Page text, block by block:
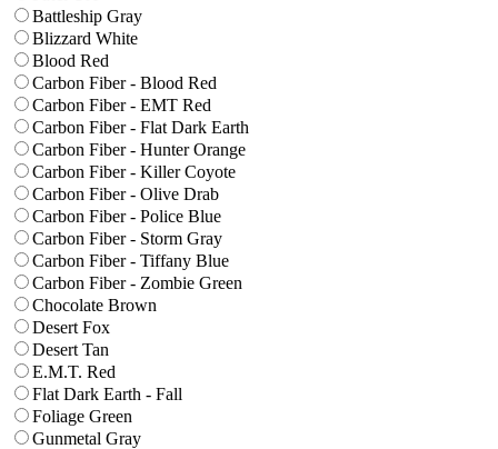
Battleship Gray
Blizzard White
Blood Red
Carbon Fiber - Blood Red
Carbon Fiber - EMT Red
Carbon Fiber - Flat Dark Earth
Carbon Fiber - Hunter Orange
Carbon Fiber - Killer Coyote
Carbon Fiber - Olive Drab
Carbon Fiber - Police Blue
Carbon Fiber - Storm Gray
Carbon Fiber - Tiffany Blue
Carbon Fiber - Zombie Green
Chocolate Brown
Desert Fox
Desert Tan
E.M.T. Red
Flat Dark Earth - Fall
Foliage Green
Gunmetal Gray